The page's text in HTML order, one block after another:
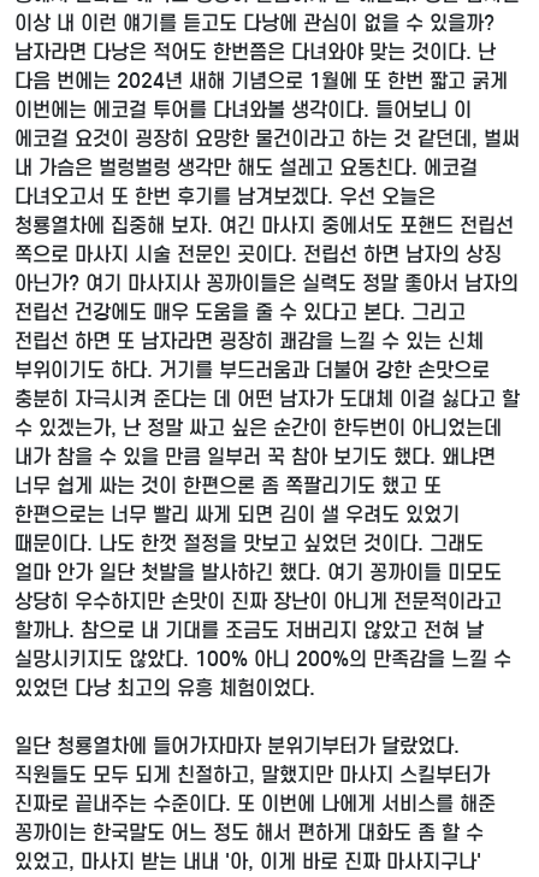
이상 내 이런 얘기를 듣고도 다낭에 관심이 없을 수 있을까?
남자라면 다낭은 적어도 한번쯤은 다녀와야 맞는 것이다. 난
다음 번에는 2024년 새해 기념으로 1월에 또 한번 짧고 굵게
이번에는 에코걸 투어를 다녀와볼 생각이다. 들어보니 이
에코걸 요것이 굉장히 요망한 물건이라고 하는 것 같던데, 벌써
내 가슴은 벌렁벌렁 생각만 해도 설레고 요동친다. 에코걸
다녀오고서 또 한번 후기를 남겨보겠다. 우선 오늘은
청룡열차에 집중해 보자. 여긴 마사지 중에서도 포핸드 전립선
쪽으로 마사지 시술 전문인 곳이다. 전립선 하면 남자의 상징
아닌가? 여기 마사지사 꽁까이들은 실력도 정말 좋아서 남자의
전립선 건강에도 매우 도움을 줄 수 있다고 본다. 그리고
전립선 하면 또 남자라면 굉장히 쾌감을 느낄 수 있는 신체
부위이기도 하다. 거기를 부드러움과 더불어 강한 손맛으로
충분히 자극시켜 준다는 데 어떤 남자가 도대체 이걸 싫다고 할
수 있겠는가, 난 정말 싸고 싶은 순간이 한두번이 아니었는데
내가 참을 수 있을 만큼 일부러 꾹 참아 보기도 했다. 왜냐면
너무 쉽게 싸는 것이 한편으론 좀 쪽팔리기도 했고 또
한편으로는 너무 빨리 싸게 되면 김이 샐 우려도 있었기
때문이다. 나도 한껏 절정을 맛보고 싶었던 것이다. 그래도
얼마 안가 일단 첫발을 발사하긴 했다. 여기 꽁까이들 미모도
상당히 우수하지만 손맛이 진짜 장난이 아니게 전문적이라고
할까나. 참으로 내 기대를 조금도 저버리지 않았고 전혀 날
실망시키지도 않았다. 100% 아니 200%의 만족감을 느낄 수
있었던 다낭 최고의 유흥 체험이었다.
일단 청룡열차에 들어가자마자 분위기부터가 달랐었다.
직원들도 모두 되게 친절하고, 말했지만 마사지 스킬부터가
진짜로 끝내주는 수준이다. 또 이번에 나에게 서비스를 해준
꽁까이는 한국말도 어느 정도 해서 편하게 대화도 좀 할 수
있었고, 마사지 받는 내내 '아, 이게 바로 진짜 마사지구나'